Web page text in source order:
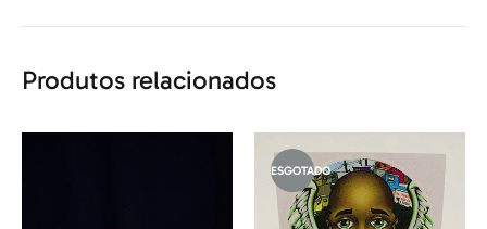
Produtos relacionados
ESGOTADO